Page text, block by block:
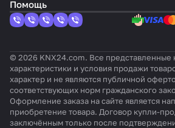
010
Помощь
© 2026 KNX24.com. Все представленные
характеристики и условия продажи
характер и не являются публичной
соответствующих норм гражданского
Оформление заказа на сайте является
приобретение товара. Договор купли-
заключённым только после